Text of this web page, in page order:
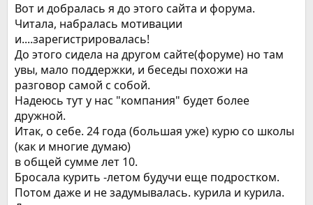
Вот и добралась я до этого сайта и форума.
Читала, набралась мотивации
и....зарегистрировалась!
До этого сидела на другом сайте(форуме) но там
увы, мало поддержки, и беседы похожи на
разговор самой с собой.
Надеюсь тут у нас "компания" будет более
дружной.
Итак, о себе. 24 года (большая уже) курю со школы
(как и многие думаю)
в общей сумме лет 10.
Бросала курить -летом будучи еще подростком.
Потом даже и не задумывалась. курила и курила.